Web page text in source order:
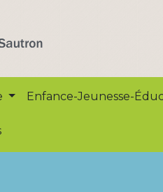
Enfance-Jeunesse-